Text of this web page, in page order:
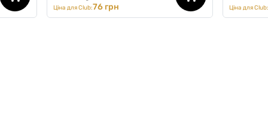
Ціна для Club:76 грн Ціна для Club: